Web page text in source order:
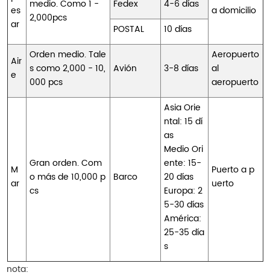
es
ar
medio. Como 1 -
2,000pcs
a domicilio
Fedex
4-6 días
POSTAL
10 días
Air
e
Orden medio. Tale
s como 2,000 - 10,
000 pcs
Avión 3-8 días
Aeropuerto
al
aeropuerto
M
ar
Gran orden. Com
o más de 10,000 p
cs
Barco
Asia Orie
ntal: 15 dí
as
Medio Ori
ente: 15-
20 días
Europa: 2
5-30 días
América:
25-35 día
s
Puerto a p
uerto
nota: